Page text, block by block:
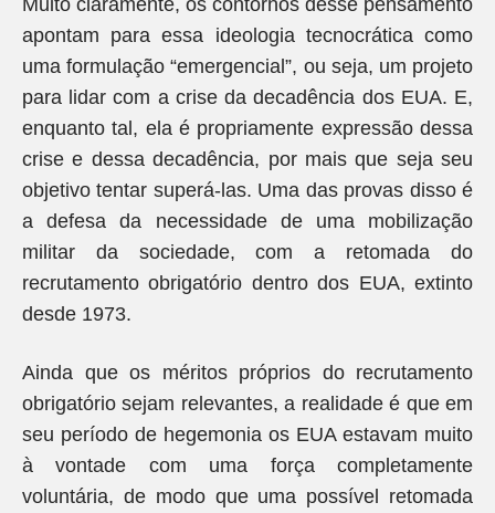
Muito claramente, os contornos desse pensamento
apontam para essa ideologia tecnocrática como
uma formulação “emergencial”, ou seja, um projeto
para lidar com a crise da decadência dos EUA. E,
enquanto tal, ela é propriamente expressão dessa
crise e dessa decadência, por mais que seja seu
objetivo tentar superá-las. Uma das provas disso é
a defesa da necessidade de uma mobilização
militar da sociedade, com a retomada do
recrutamento obrigatório dentro dos EUA, extinto
desde 1973.
Ainda que os méritos próprios do recrutamento
obrigatório sejam relevantes, a realidade é que em
seu período de hegemonia os EUA estavam muito
à vontade com uma força completamente
voluntária, de modo que uma possível retomada